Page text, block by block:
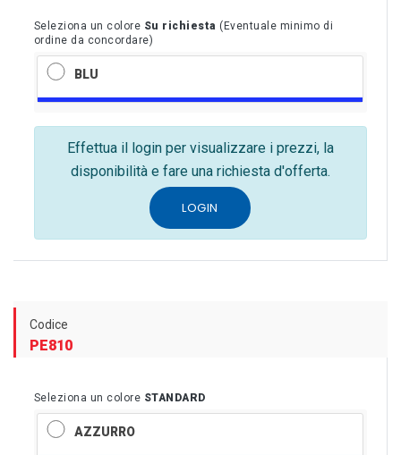
Seleziona un colore Su richiesta (Eventuale minimo di
ordine da concordare)
BLU
Effettua il login per visualizzare i prezzi, la
disponibilità e fare una richiesta d'offerta.
LOGIN
Codice
PE810
Seleziona un colore STANDARD
AZZURRO